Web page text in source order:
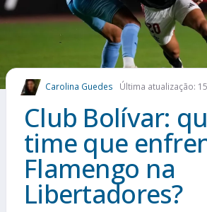
COMO APOSTAR
MAIS ESPORTES
Carolina Guedes Última atualização:
Club Bolívar:
time que
Flamengo na
Libertadores?